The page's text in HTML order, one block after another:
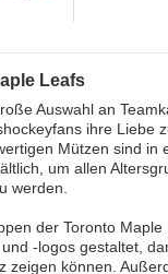
Leafs
Auswahl an
ihre Liebe
Mützen sind in
um allen
werden.
der Toronto Maple
-logos gestaltet,
zeigen können.